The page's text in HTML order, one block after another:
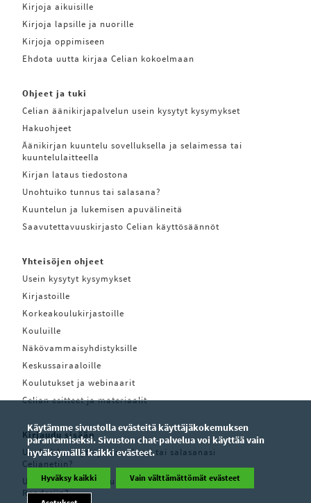
Kirjoja aikuisille
Kirjoja lapsille ja nuorille
Kirjoja oppimiseen
Ehdota uutta kirjaa Celian kokoelmaan
Ohjeet ja tuki
Celian äänikirjapalvelun usein kysytyt kysymykset
Hakuohjeet
Äänikirjan kuuntelu sovelluksella ja selaimessa tai
kuuntelulaitteella
Kirjan lataus tiedostona
Unohtuiko tunnus tai salasana?
Kuuntelun ja lukemisen apuvälineitä
Saavutettavuuskirjasto Celian käyttösäännöt
Yhteisöjen ohjeet
Usein kysytyt kysymykset
Kirjastoille
Korkeakoulukirjastoille
Kouluille
Näkövammaisyhdistyksille
Keskussairaaloille
Koulutukset ja webinaarit
Celian esitteet ja materiaalit
Kirjaudu sisään
Unohditko käyttäjätunnuksesi tai salasanasi
Celianetiin?
Unohditko käyttäjätunnuksesi tai salasanasi Pratsam
Readeriin?
Käytämme sivustolla evästeitä käyttäjäkokemuksen
parantamiseksi. Sivuston chat-palvelua voi käyttää vain
hyväksymällä kaikki evästeet.
Hyväksy kaikki Vain välttämättömät evästeet